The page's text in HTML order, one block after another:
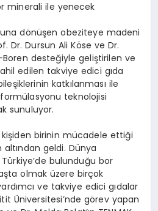
minerali ile yenecek
dönüşen obeziteye madeni
Dr. Dursun Ali Köse ve Dr.
Boren desteğiyle geliştirilen ve
edilen takviye edici gıda
katkılanması ile
formülasyonu teknolojisi
sunuluyor.
birinin mücadele ettiği
geldi. Dünya
bulunduğu bor
olmak üzere birçok
ve takviye edici gıdalar
Üniversitesi’nde görev yapan